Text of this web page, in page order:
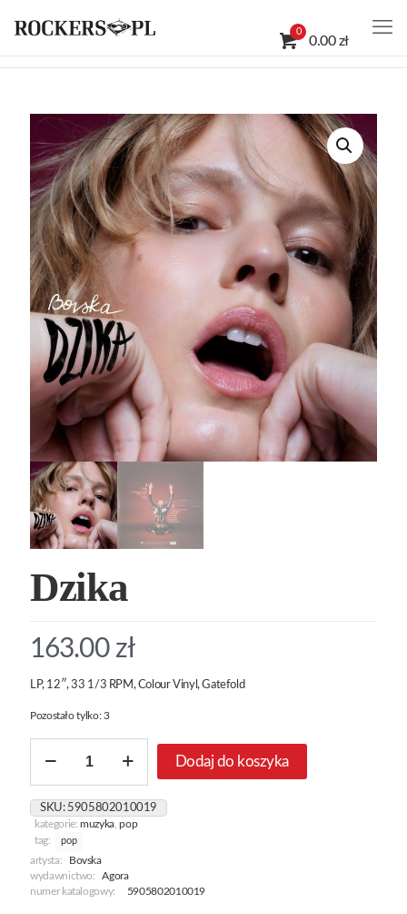
0
0.00 zł
Dzika
163.00 zł
LP, 12″, 33 1/3 RPM, Colour Vinyl, Gatefold
Pozostało tylko: 3
Dzika
Dodaj do koszyka
SKU: 5905802010019
kategorie:muzyka ,pop
tag:
pop
artysta:
Bovska
wydawnictwo:
Agora
numer katalogowy:
5905802010019